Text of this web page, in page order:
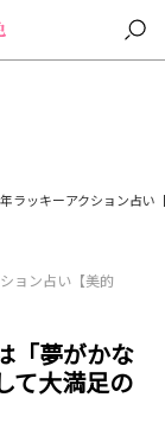
ラッキーアクション占い
ョン占い【美的
「夢がかな
て大満足の